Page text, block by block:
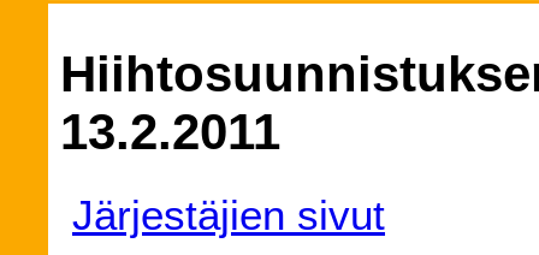
13.2.2011
Järjestäjien sivut